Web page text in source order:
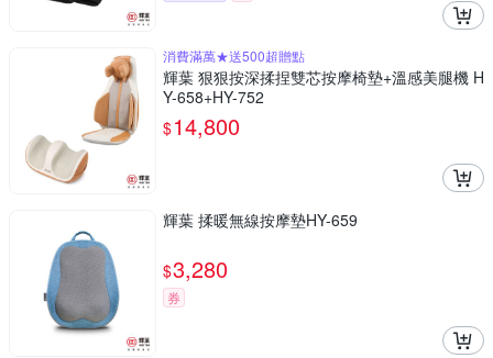
消費滿萬★送500超贈點
輝葉 狠狠按深揉捏雙芯按摩椅墊+溫感美腿機 H
Y-658+HY-752
$14,800
輝葉 揉暖無線按摩墊HY-659
$3,280
券